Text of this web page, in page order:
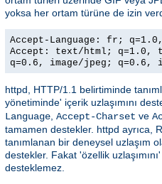
yoksa her ortam türüne de izin
Accept-Language: fr;
Accept: text/html; q=1.0,
q=0.6, image/jpeg;
httpd, HTTP/1.1 belirtiminde
yönetiminde' içerik uzlaşımını
Language Accept-Charset ve
tamamen destekler. httpd ayrıca,
tanımlanan bir deneysel uzlaşım
destekler. Fakat 'özellik
desteklemez.